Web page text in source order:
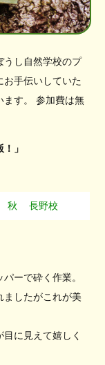
うし自然学校のプ
お手伝いしていた
ます。 参加費は無
」
秋 長野校
ーで砕く作業。
ましたがこれが美
に見えて嬉しく